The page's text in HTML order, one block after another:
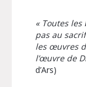
« Toutes
pas au
les œuvres
l’œuvre de
d’Ars)